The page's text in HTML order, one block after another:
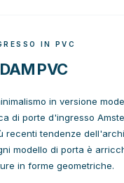
IN PVC
PVC
in versione
di porte d'ingresso
recenti tendenze
modello di porta è
in forme geometriche.